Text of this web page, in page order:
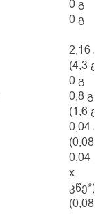
0 გ
0 გ
2,16 გ
(4,3 გ)
0 გ
0,8 გ
(1,6 გ)
0,04 გ
(0,08
0,04
x
კწე*)